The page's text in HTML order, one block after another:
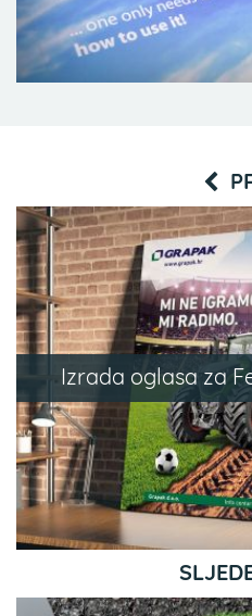
Izrada oglasa za